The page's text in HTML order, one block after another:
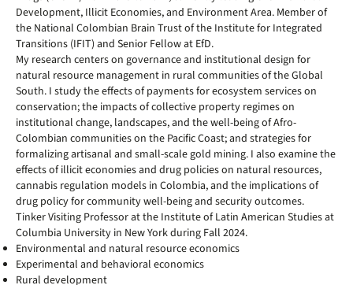
Development, Illicit Economies, and Environment Area. Member of
the National Colombian Brain Trust of the Institute for Integrated
Transitions (IFIT) and Senior Fellow at EfD.
My research centers on governance and institutional design for
natural resource management in rural communities of the Global
South. I study the effects of payments for ecosystem services on
conservation; the impacts of collective property regimes on
institutional change, landscapes, and the well-being of Afro-
Colombian communities on the Pacific Coast; and strategies for
formalizing artisanal and small-scale gold mining. I also examine the
effects of illicit economies and drug policies on natural resources,
cannabis regulation models in Colombia, and the implications of
drug policy for community well-being and security outcomes.
Tinker Visiting Professor at the Institute of Latin American Studies at
Columbia University in New York during Fall 2024.
Environmental and natural resource economics
Experimental and behavioral economics
Rural development